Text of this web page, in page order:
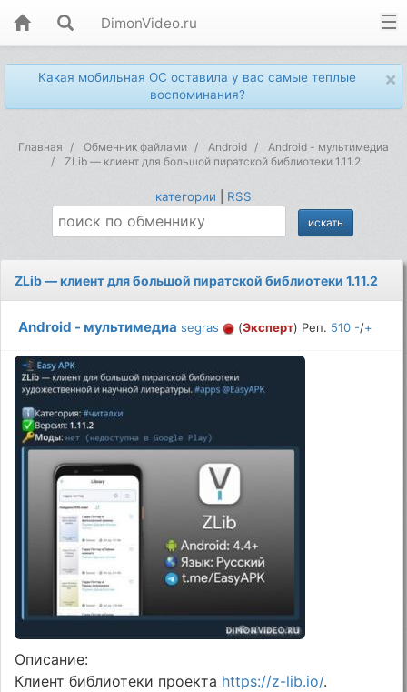
DimonVideo.ru
×
Какая мобильная ОС оставила у вас самые теплые
воспоминания?
Главная Обменник файлами Android
Android - мультимедиа
ZLib — клиент для большой пиратской библиотеки 1.11.2
категории RSS
ZLib — клиент для большой пиратской библиотеки 1.11.2
Android - мультимедиа segras (Эксперт) Реп. 510 -/+
Описание:
Клиент библиотеки проекта https://z-lib.io/.